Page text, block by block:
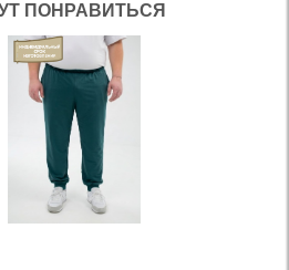
ПОНРАВИТЬСЯ